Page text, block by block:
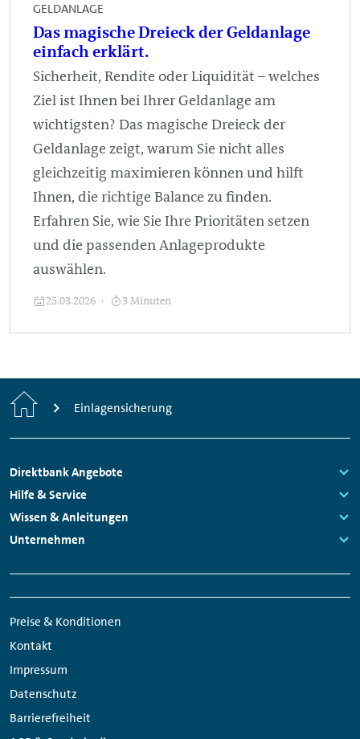
GELDANLAGE
Das magische Dreieck der Geldanlage
einfach erklärt.
Sicherheit, Rendite oder Liquidität – welches
Ziel ist Ihnen bei Ihrer Geldanlage am
wichtigsten? Das magische Dreieck der
Geldanlage zeigt, warum Sie nicht alles
gleichzeitig maximieren können und hilft
Ihnen, die richtige Balance zu finden.
Erfahren Sie, wie Sie Ihre Prioritäten setzen
und die passenden Anlageprodukte
auswählen.
25.03.2026 3 Minuten
Home Einlagensicherung
Footer
Navigation
Direktbank Angebote
Links:
Hilfe & Service
Links:
Wissen & Anleitungen
Links:
Unternehmen
Meta
Navigation
Preise & Konditionen
Kontakt
Impressum
Datenschutz
Barrierefreiheit
Social
Media
Links